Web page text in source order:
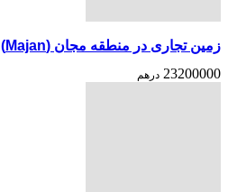
زمین تجاری در منطقه مجان (Majan)
23200000 درهم